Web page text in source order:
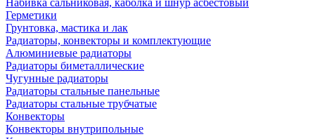
Набивка сальниковая, каболка и шнур асбестовый
Герметики
Грунтовка, мастика и лак
Радиаторы, конвекторы и комплектующие
Алюминиевые радиаторы
Радиаторы биметаллические
Чугунные радиаторы
Радиаторы стальные панельные
Радиаторы стальные трубчатые
Конвекторы
Конвекторы внутрипольные